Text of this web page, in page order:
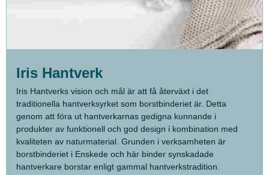
Iris Hantverk
Iris Hantverks vision och mål är att få återväxt i det
traditionella hantverksyrket som borstbinderiet är. Detta
genom att föra ut hantverkarnas gedigna kunnande i
produkter av funktionell och god design i kombination med
kvaliteten av naturmaterial. Grunden i verksamheten är
borstbinderiet i Enskede och här binder synskadade
hantverkare borstar enligt gammal hantverkstradition.